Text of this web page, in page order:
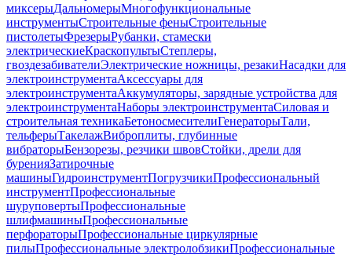
миксерыДальномерыМногофункциональные
инструментыСтроительные феныСтроительные
пистолетыФрезерыРубанки, стамески
электрическиеКраскопультыСтеплеры,
гвоздезабивателиЭлектрические ножницы, резакиНасадки для
электроинструментаАксессуары для
электроинструментаАккумуляторы, зарядные устройства для
электроинструментаНаборы электроинструментаСиловая и
строительная техникаБетоносмесителиГенераторыТали,
тельферыТакелажВиброплиты, глубинные
вибраторыБензорезы, резчики швовСтойки, дрели для
буренияЗатирочные
машиныГидроинструментПогрузчикиПрофессиональный
инструментПрофессиональные
шуруповертыПрофессиональные
шлифмашиныПрофессиональные
перфораторыПрофессиональные циркулярные
пилыПрофессиональные электролобзикиПрофессиональные